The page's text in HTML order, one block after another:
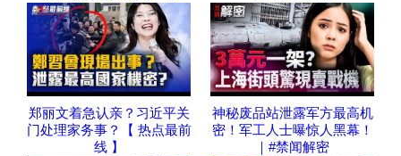
郑丽文着急认亲？习近平关
门处理家务事？【 热点最前
线 】
神秘废品站泄露军方最高机
密！军工人士曝惊人黑幕！
｜#禁闻解密